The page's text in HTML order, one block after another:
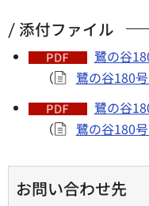
添付ファイル
鷺の谷
（
鷺の谷180
鷺の谷
（
鷺の谷180
お問い合わせ先